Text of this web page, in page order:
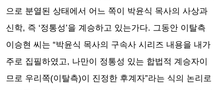
으로 분열된 상태에서 어느 쪽이 박윤식 목사의 사상과
신학, 즉 ‘정통성’을 계승하고 있는가다. 그동안 이탈측
이승현 씨는 “박윤식 목사의 구속사 시리즈 내용을 내가
주로 집필하였고, 나만이 정통성 있는 합법적 계승자이
므로 우리쪽(이탈측)이 진정한 후계자”라는 식의 논리로